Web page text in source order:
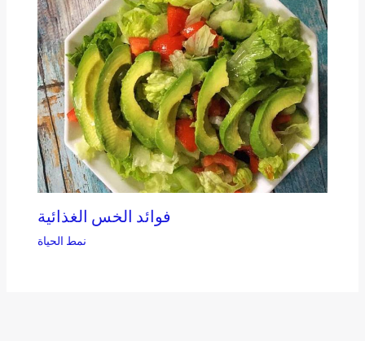
فوائد الخس الغذائية
نمط الحياة